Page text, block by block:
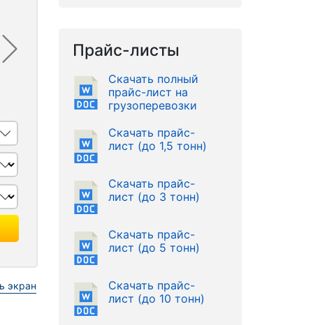
экран
Прайс-листы
Скачать полный
прайс-лист на
грузоперевозки
Скачать прайс-
лист (до 1,5 тонн)
Скачать прайс-
лист (до 3 тонн)
Скачать прайс-
лист (до 5 тонн)
Скачать прайс-
лист (до 10 тонн)